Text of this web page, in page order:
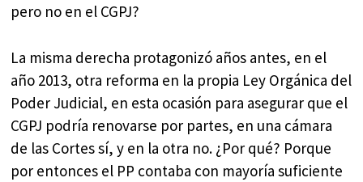
pero no en el CGPJ?
La misma derecha protagonizó años antes, en el
año 2013, otra reforma en la propia Ley Orgánica del
Poder Judicial, en esta ocasión para asegurar que el
CGPJ podría renovarse por partes, en una cámara
de las Cortes sí, y en la otra no. ¿Por qué? Porque
por entonces el PP contaba con mayoría suficiente